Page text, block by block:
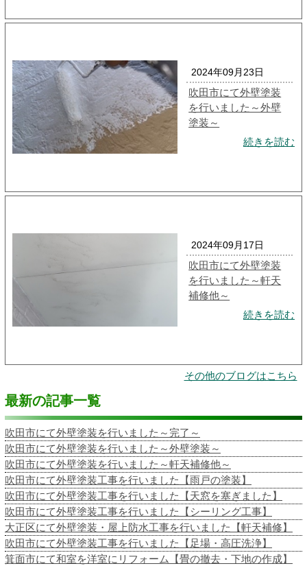
2024年09月23日
吹田市にて外壁塗装
を行いました～外壁
塗装～
続きを読む
2024年09月17日
吹田市にて外壁塗装
を行いました～軒天
補修他～
続きを読む
その他のブログはこちら
最新の記事一覧
吹田市にて外壁塗装を行いました～完了～
吹田市にて外壁塗装を行いました～外壁塗装～
吹田市にて外壁塗装を行いました～軒天補修他～
吹田市にて外壁塗装工事を行いました【雨戸の塗装】
吹田市にて外壁塗装工事を行いました【天窓を塞ぎました】
吹田市にて外壁塗装工事を行いました【シーリング工事】
大正区にて外壁塗装・屋上防水工事を行いました【軒天補修】
吹田市にて外壁塗装工事を行いました【足場・高圧洗浄】
箕面市にて和室を洋室にリフォーム【畳の撤去・下地の作成】